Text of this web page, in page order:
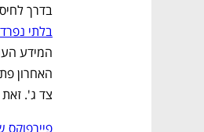
בדרך
בלתי
צד ג'.
פיירפוקס